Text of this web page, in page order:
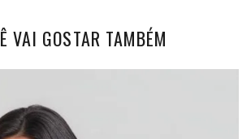
VAI GOSTAR TAMBÉM